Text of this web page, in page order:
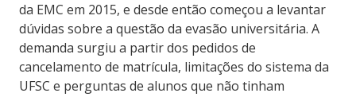
da EMC em 2015, e desde então começou a levantar
dúvidas sobre a questão da evasão universitária. A
demanda surgiu a partir dos pedidos de
cancelamento de matrícula, limitações do sistema da
UFSC e perguntas de alunos que não tinham